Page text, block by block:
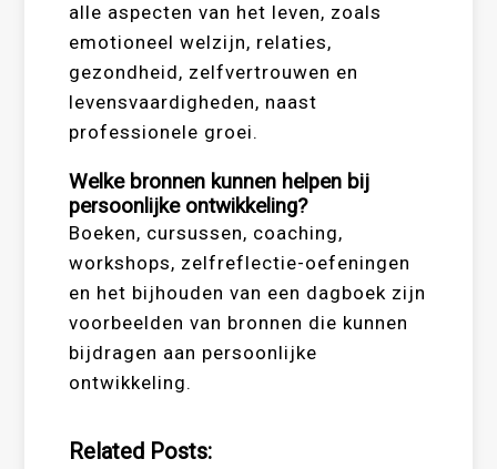
alle aspecten van het leven, zoals
emotioneel welzijn, relaties,
gezondheid, zelfvertrouwen en
levensvaardigheden, naast
professionele groei.
Welke bronnen kunnen helpen bij
persoonlijke ontwikkeling?
Boeken, cursussen, coaching,
workshops, zelfreflectie-oefeningen
en het bijhouden van een dagboek zijn
voorbeelden van bronnen die kunnen
bijdragen aan persoonlijke
ontwikkeling.
Related Posts: